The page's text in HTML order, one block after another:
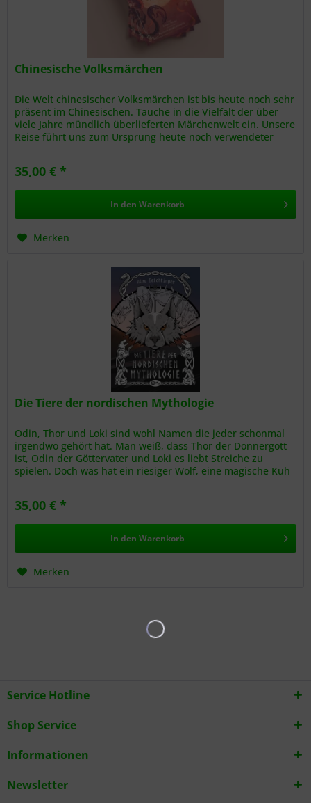
Chinesische Volksmärchen
Die Welt chinesischer Volksmärchen ist bis heute noch sehr
präsent im Chinesischen. Tauche in die Vielfalt der über
viele Jahre mündlich überlieferten Märchenwelt ein. Unsere
Reise führt uns zum Ursprung heute noch verwendeter
35,00 € *
In den Warenkorb
Merken
Die Tiere der nordischen Mythologie
Odin, Thor und Loki sind wohl Namen die jeder schonmal
irgendwo gehört hat. Man weiß, dass Thor der Donnergott
ist, Odin der Göttervater und Loki es liebt Streiche zu
spielen. Doch was hat ein riesiger Wolf, eine magische Kuh
35,00 € *
In den Warenkorb
Merken
Service Hotline
Shop Service
Informationen
Newsletter